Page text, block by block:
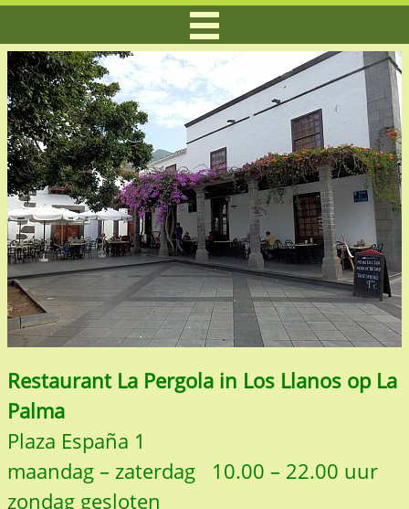
Restaurant La Pergola in Los Llanos op La
Palma
Plaza España 1
maandag – zaterdag 10.00 – 22.00 uur
zondag gesloten